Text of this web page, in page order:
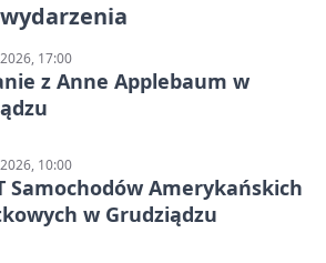
17:00
z Anne Applebaum w
10:00
Samochodów Amerykańskich
w Grudziądzu